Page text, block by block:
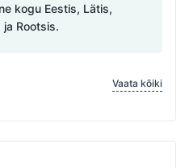
kogu Eestis, Lätis,
ja Rootsis.
Vaata kõiki